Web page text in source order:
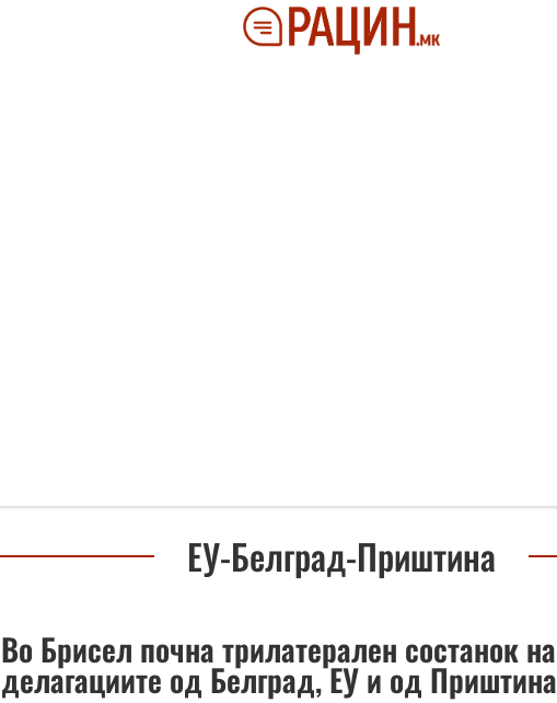
ЕУ-Белград-Приштина
Во Брисел почна трилатерален состанок на
делагациите од Белград, ЕУ и од Приштина